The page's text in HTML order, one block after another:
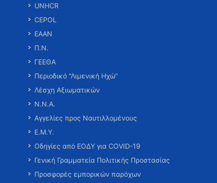
UNHCR
CEPOL
ΕΑΑΝ
Π.Ν.
ΓΕΕΘΑ
Περιοδικό “Λιμενική Ηχώ”
Λέσχη Αξιωματικών
Ν.Ν.Α.
Αγγελίες προς Ναυτιλλομένους
Ε.Μ.Υ.
Οδηγίες από ΕΟΔΥ για COVID-19
Γενική Γραμματεία Πολιτικής Προστασίας
Προσφορές εμπορικών παρόχων